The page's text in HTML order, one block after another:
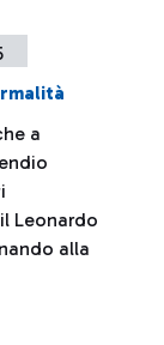
a
Leonardo
alla